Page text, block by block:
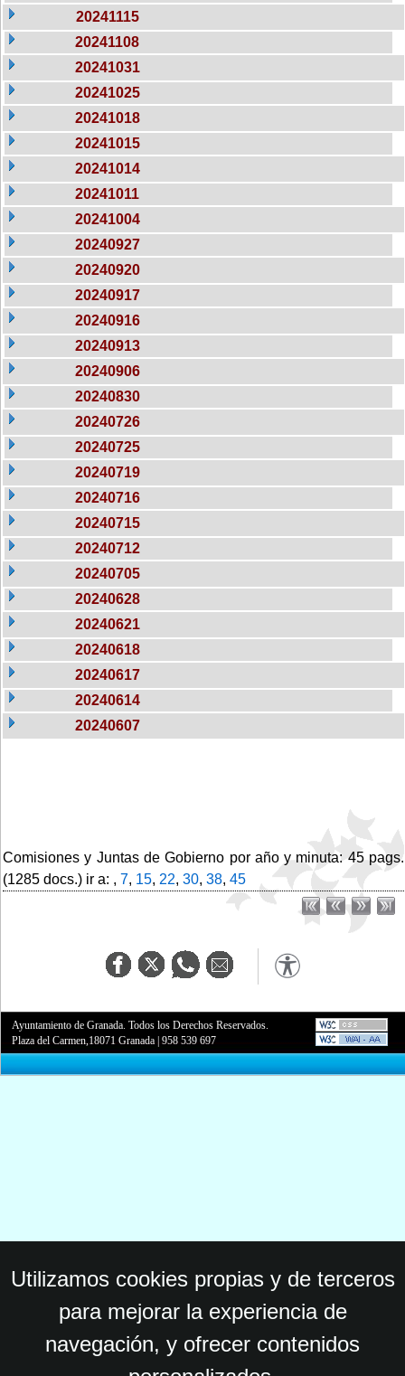
20241115
20241108
20241031
20241025
20241018
20241015
20241014
20241011
20241004
20240927
20240920
20240917
20240916
20240913
20240906
20240830
20240726
20240725
20240719
20240716
20240715
20240712
20240705
20240628
20240621
20240618
20240617
20240614
20240607
Comisiones y Juntas de Gobierno por año y minuta: 45 pags.
(1285 docs.) ir a: , 7, 15, 22, 30, 38, 45
Ayuntamiento de Granada. Todos los Derechos Reservados.
Plaza del Carmen,18071 Granada |958 539 697
Utilizamos cookies propias y de terceros
para mejorar la experiencia de
navegación, y ofrecer contenidos